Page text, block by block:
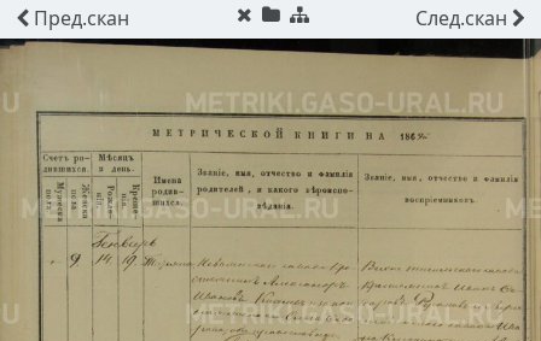
Пред.скан След.скан